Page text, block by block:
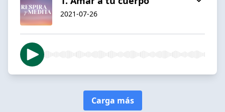
2021-07-26
Carga más